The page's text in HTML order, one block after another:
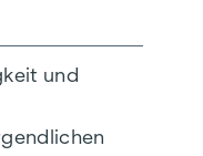
und